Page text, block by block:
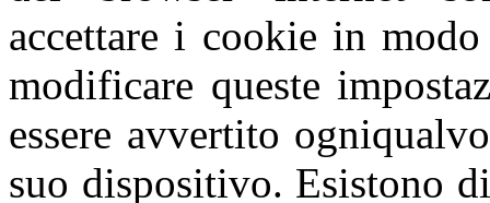
accettare i cookie in
modificare queste
essere avvertito
suo dispositivo. Esistono